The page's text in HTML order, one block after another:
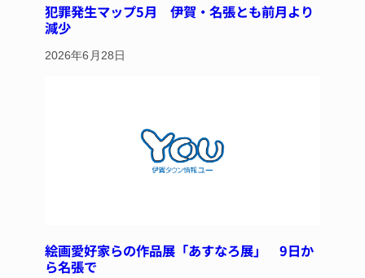
犯罪発生マップ5月 伊賀・名張とも前月より
減少
2026年6月28日
絵画愛好家らの作品展「あすなろ展」 9日か
ら名張で